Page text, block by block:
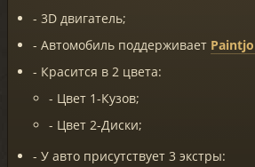
- 3D двигатель;
- Автомобиль поддерживает
- Красится в 2 цвета:
- Цвет 1-Кузов;
- Цвет 2-Диски;
- У авто присутствует 3 экстры: